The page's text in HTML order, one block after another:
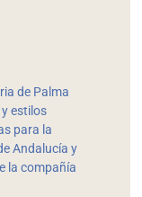
de Palma
estilos
para la
Andalucía y
la compañía